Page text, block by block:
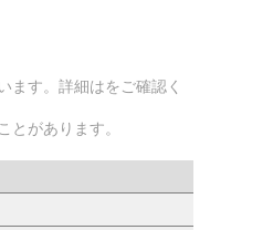
ます。詳細はをご確認く
とがあります。